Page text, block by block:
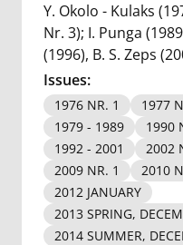
Y. Okolo - Kulaks
Nr. 3); I. Punga
(1996), B. S. Zeps
Issues:
1976 NR. 1 1977
1979 - 1989
1990
1992 - 2001
2002
2009 NR. 1
2010
2012 JANUARY
2013 SPRING,
2014 SUMMER,